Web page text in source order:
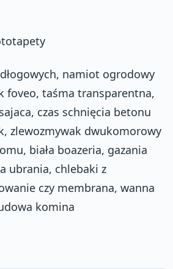
namiot ogrodowy
foveo, taśma transparentna,
czas schnięcia betonu
zlewozmywak dwukomorowy
biała boazeria, gazania
ubrania, chlebaki z
czy membrana, wanna
komina